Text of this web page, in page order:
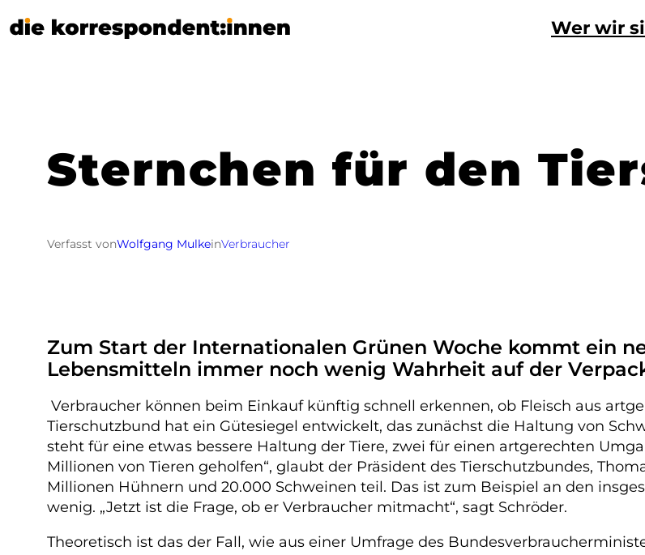
Wer wir
Sternchen für den
Verfasst vonWolfgang MulkeinVerbraucher
Zum Start der Internationalen Grünen Woche kommt ein
Lebensmitteln immer noch wenig Wahrheit auf der
Verbraucher können beim Einkauf künftig schnell erkennen, ob Fleisch aus
Tierschutzbund hat ein Gütesiegel entwickelt, das zunächst die Haltung von
steht für eine etwas bessere Haltung der Tiere, zwei für einen artgerechten
Millionen von Tieren geholfen“, glaubt der Präsident des Tierschutzbundes,
Millionen Hühnern und 20.000 Schweinen teil. Das ist zum Beispiel an den
wenig. „Jetzt ist die Frage, ob er Verbraucher mitmacht“, sagt Schröder.
Theoretisch ist das der Fall, wie aus einer Umfrage des